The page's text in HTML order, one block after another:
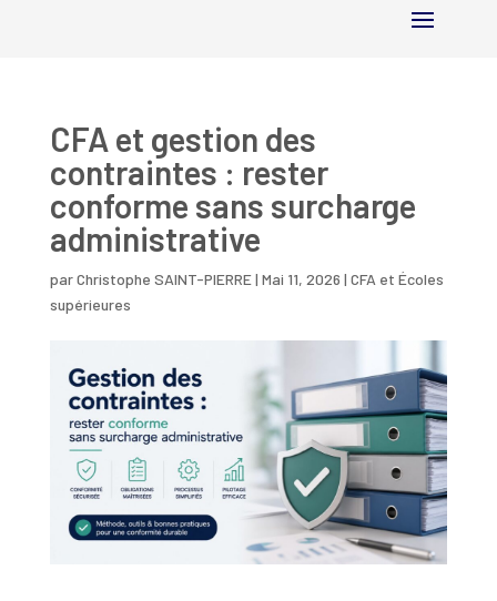
CFA et gestion des
contraintes : rester
conforme sans surcharge
administrative
parChristophe SAINT-PIERRE| Mai 11, 2026 | CFA et Écoles
supérieures